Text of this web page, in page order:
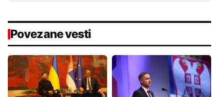
Povezane vesti